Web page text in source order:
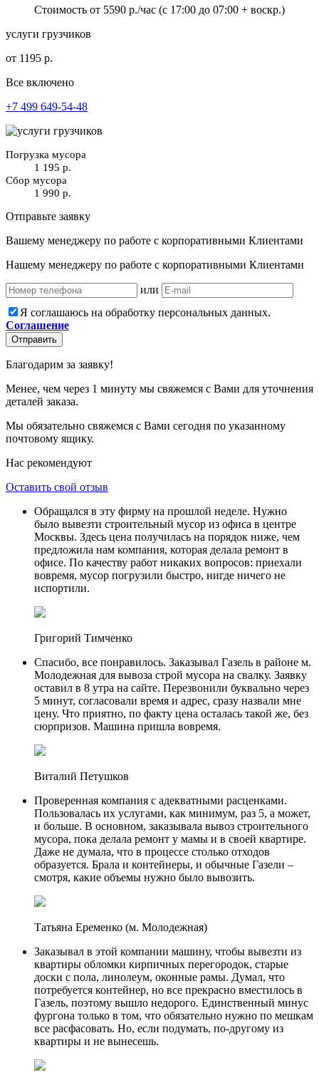
Стоимость от 5590 р./час (с 17:00 до 07:00 + воскр.)
услуги грузчиков
от 1195 р.
Все включено
+7 499 649-54-48
Погрузка мусора
1 195 р.
Сбор мусора
1 990 р.
Отправьте заявку
Вашему менеджеру по работе с корпоративными Клиентами
Нашему менеджеру по работе с корпоративными Клиентами
или
Я соглашаюсь на обработку персональных данных.
Соглашение
Отправить
Благодарим за заявку!
Менее, чем через 1 минуту мы свяжемся с Вами для уточнения
деталей заказа.
Мы обязательно свяжемся с Вами сегодня по указанному
почтовому ящику.
Нас рекомендуют
Оставить свой отзыв
Обращался в эту фирму на прошлой неделе. Нужно
было вывезти строительный мусор из офиса в центре
Москвы. Здесь цена получилась на порядок ниже, чем
предложила нам компания, которая делала ремонт в
офисе. По качеству работ никаких вопросов: приехали
вовремя, мусор погрузили быстро, нигде ничего не
испортили.
Григорий Тимченко
Спасибо, все понравилось. Заказывал Газель в районе м.
Молодежная для вывоза строй мусора на свалку. Заявку
оставил в 8 утра на сайте. Перезвонили буквально через
5 минут, согласовали время и адрес, сразу назвали мне
цену. Что приятно, по факту цена осталась такой же, без
сюрпризов. Машина пришла вовремя.
Виталий Петушков
Проверенная компания с адекватными расценками.
Пользовалась их услугами, как минимум, раз 5, а может,
и больше. В основном, заказывала вывоз строительного
мусора, пока делала ремонт у мамы и в своей квартире.
Даже не думала, что в процессе столько отходов
образуется. Брала и контейнеры, и обычные Газели –
смотря, какие объемы нужно было вывозить.
Татьяна Еременко (м. Молодежная)
Заказывал в этой компании машину, чтобы вывезти из
квартиры обломки кирпичных перегородок, старые
доски с пола, линолеум, оконные рамы. Думал, что
потребуется контейнер, но все прекрасно вместилось в
Газель, поэтому вышло недорого. Единственный минус
фургона только в том, что обязательно нужно по мешкам
все расфасовать. Но, если подумать, по-другому из
квартиры и не вынесешь.